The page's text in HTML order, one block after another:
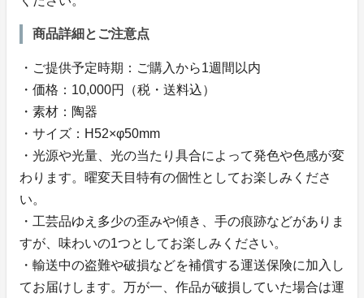
商品詳細とご注意点
・ご提供予定時期：ご購入から1週間以内
・価格：10,000円（税・送料込）
・素材：陶器
・サイズ：H52×φ50mm
・光源や光量、光の当たり具合によって発色や色感が変
わります。曜変天目特有の個性としてお楽しみくださ
い。
・工芸品ゆえ多少の歪みや傾き、手の痕跡などがありま
すが、味わいの1つとしてお楽しみください。
・輸送中の盗難や破損などを補償する運送保険に加入し
てお届けします。万が一、作品が破損していた場合は運